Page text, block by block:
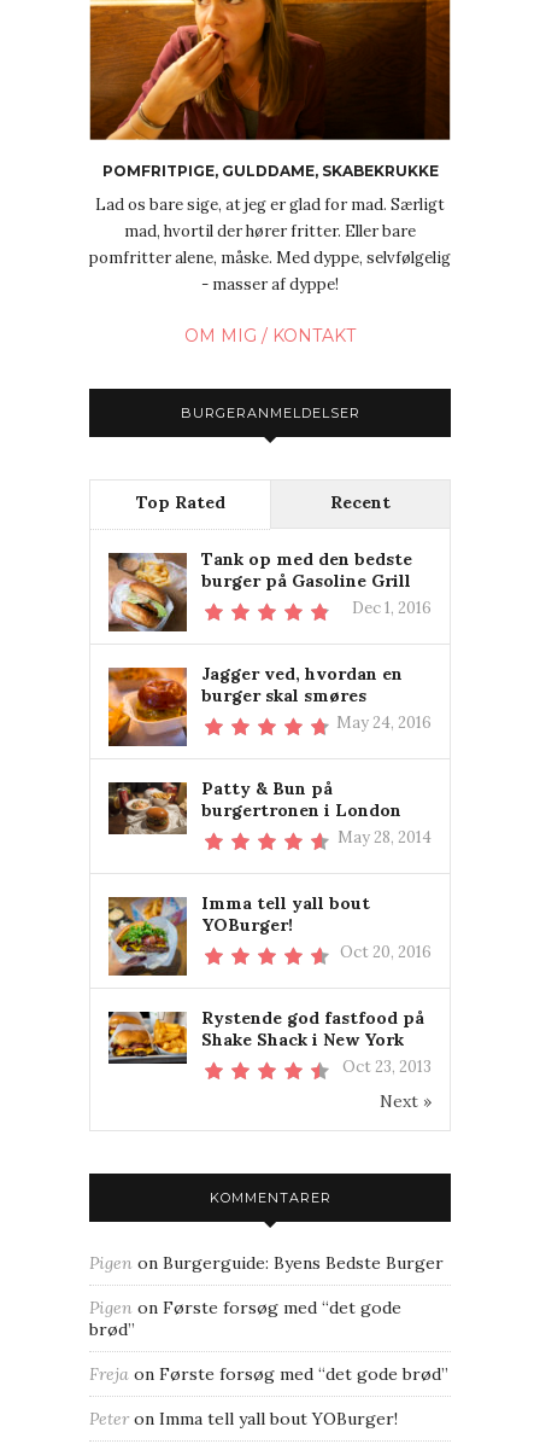
POMFRITPIGE, GULDDAME, SKABEKRUKKE
Lad os bare sige, at jeg er glad for mad. Særligt
mad, hvortil der hører fritter. Eller bare
pomfritter alene, måske. Med dyppe, selvfølgelig
- masser af dyppe!
OM MIG / KONTAKT
BURGERANMELDELSER
Top Rated Recent
Tank op med den bedste
burger på Gasoline Grill
Dec 1, 2016
Jagger ved, hvordan en
burger skal smøres
May 24, 2016
Patty & Bun på
burgertronen i London
May 28, 2014
Imma tell yall bout
YOBurger!
Oct 20, 2016
Rystende god fastfood på
Shake Shack i New York
Oct 23, 2013
Next »
KOMMENTARER
Pigen on Burgerguide: Byens Bedste Burger
Pigen on Første forsøg med “det gode
brød”
Freja on Første forsøg med “det gode brød”
Peteron Imma tell yall bout YOBurger!